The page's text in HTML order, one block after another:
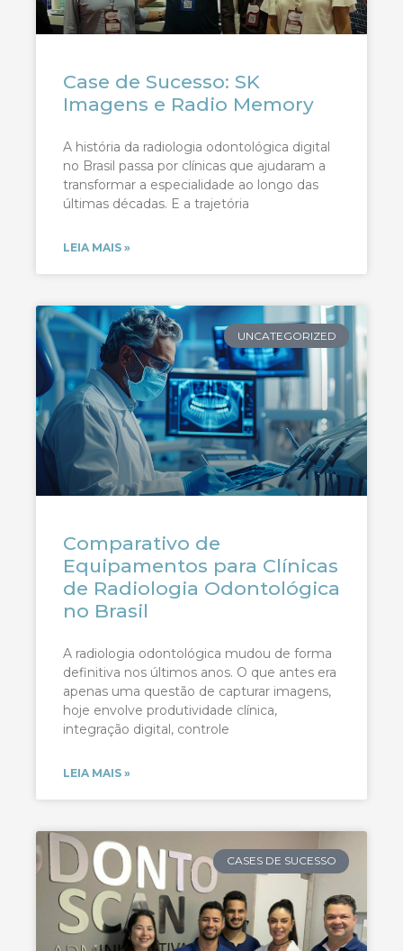
Case de Sucesso: SK
Imagens e Radio Memory
A história da radiologia odontológica digital
no Brasil passa por clínicas que ajudaram a
transformar a especialidade ao longo das
últimas décadas. E a trajetória
LEIA MAIS »
UNCATEGORIZED
Comparativo de
Equipamentos para Clínicas
de Radiologia Odontológica
no Brasil
A radiologia odontológica mudou de forma
definitiva nos últimos anos. O que antes era
apenas uma questão de capturar imagens,
hoje envolve produtividade clínica,
integração digital, controle
LEIA MAIS »
CASES DE SUCESSO